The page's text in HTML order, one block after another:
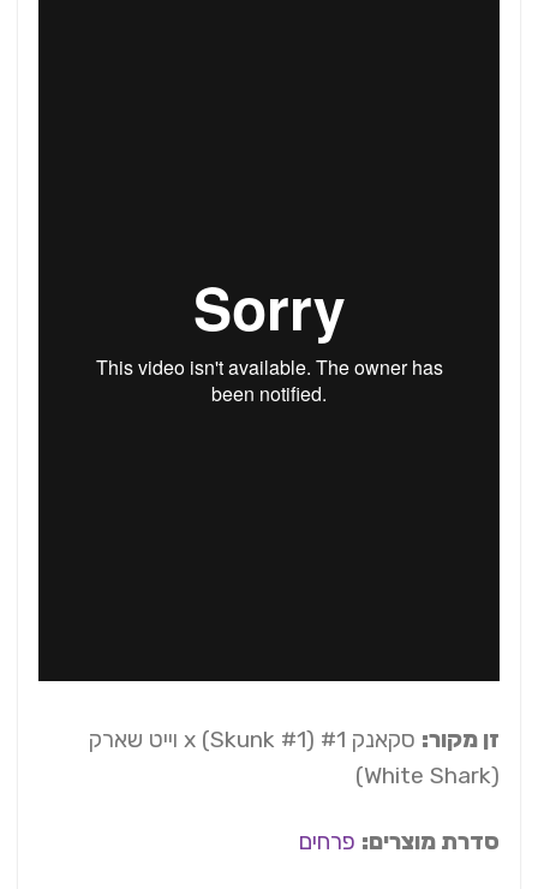
זן מקור:
סקאנק #1 (Skunk #1) x וייט שארק
סדרת מוצרים: פרחים